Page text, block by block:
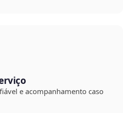
e acompanhamento caso